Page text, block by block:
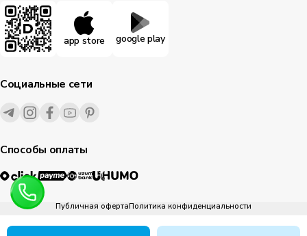
app store google play
Социальные сети
Способы оплаты
Публичная офертаПолитика конфиденциальности